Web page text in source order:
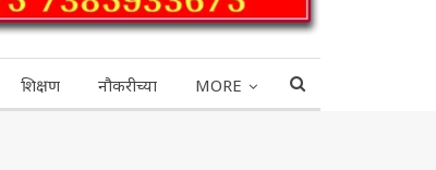
शिक्षण नौकरीच्या MORE